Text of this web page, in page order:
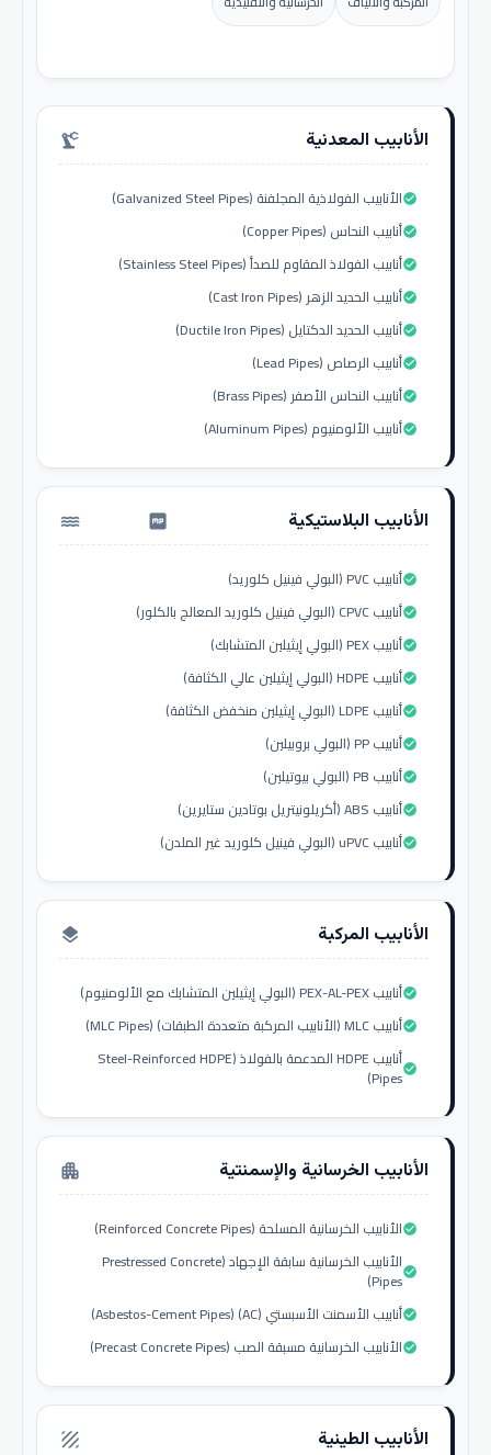
الأنابيب المعدنية precision_manufacturing
الأنابيب الفولاذية المجلفنة (Galvanized Steel Pipes)check_circle
أنابيب النحاس (Copper Pipes)check_circle
أنابيب الفولاذ المقاوم للصدأ (Stainless Steel Pipes)check_circle
أنابيب الحديد الزهر (Cast Iron Pipes)check_circle
أنابيب الحديد الدكتايل (Ductile Iron Pipes)check_circle
أنابيب الرصاص (Lead Pipes)check_circle
أنابيب النحاس الأصفر (Brass Pipes)check_circle
أنابيب الألومنيوم (Aluminum Pipes)check_circle
الأنابيب البلاستيكية water_pump
أنابيب PVC (البولي فينيل كلوريد)check_circle
أنابيب CPVC (البولي فينيل كلوريد المعالج بالكلور)check_circle
أنابيب PEX (البولي إيثيلين المتشابك)check_circle
أنابيب HDPE (البولي إيثيلين عالي الكثافة)check_circle
أنابيب LDPE (البولي إيثيلين منخفض الكثافة)check_circle
أنابيب PP (البولي بروبيلين)check_circle
أنابيب PB (البولي بيوتيلين)check_circle
أنابيب ABS (أكريلونيتريل بوتادين ستايرين)check_circle
أنابيب uPVC (البولي فينيل كلوريد غير الملدن)check_circle
الأنابيب المركبة layers
أنابيب PEX-AL-PEX (البولي إيثيلين المتشابك مع الألومنيوم)check_circle
أنابيب MLC (الأنابيب المركبة متعددة الطبقات) (MLC Pipes)check_circle
أنابيب HDPE المدعمة بالفولاذ (Steel-Reinforced HDPE
Pipes)check_circle
الأنابيب الخرسانية والإسمنتية apartment
الأنابيب الخرسانية المسلحة (Reinforced Concrete Pipes)check_circle
الأنابيب الخرسانية سابقة الإجهاد (Prestressed Concrete
Pipes)check_circle
أنابيب الأسمنت الأسبستي (AC) (Asbestos-Cement Pipes)check_circle
الأنابيب الخرسانية مسبقة الصب (Precast Concrete Pipes)check_circle
الأنابيب الطينية texture